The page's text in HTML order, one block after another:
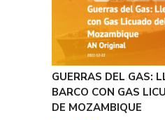
GUERRAS DEL GAS:
BARCO CON GAS
DE MOZAMBIQUE